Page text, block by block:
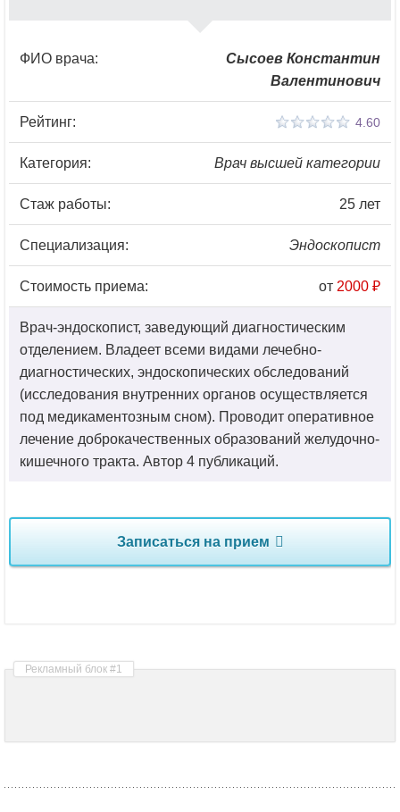
ФИО врача:
Сысоев Константин
Валентинович
Рейтинг: 4.60
Категория: Врач высшей категории
Стаж работы: 25 лет
Специализация: Эндоскопист
Стоимость приема: от 2000 ₽
Врач-эндоскопист, заведующий диагностическим
отделением. Владеет всеми видами лечебно-
диагностических, эндоскопических обследований
(исследования внутренних органов осуществляется
под медикаментозным сном). Проводит оперативное
лечение доброкачественных образований желудочно-
кишечного тракта. Автор 4 публикаций.
Записаться на прием